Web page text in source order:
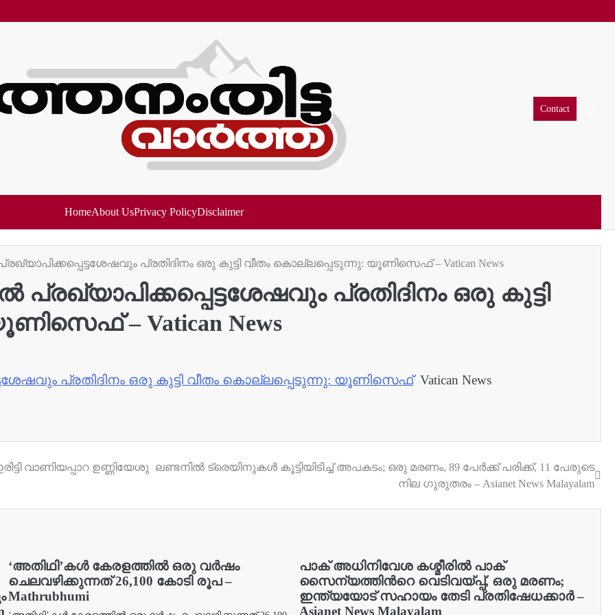
Contact
HomeAbout UsPrivacy PolicyDisclaimer
പ്രതിദിനം ഒരു കുട്ടി വീതം കൊല്ലപ്പെടുന്നു: യൂണിസെഫ് – Vatican News
പ്രതിദിനം ഒരു കുട്ടി
– Vatican News
പ്രതിദിനം ഒരു കുട്ടി വീതം കൊല്ലപ്പെടുന്നു: യൂണിസെഫ്Vatican News
വാണിയപ്പാറ ഉണ്ണിയേശു
ലണ്ടനിൽ ട്രെയിനുകൾ കൂട്ടിയിടിച്ച് അപകടം; ഒരു മരണം, 89 പേർക്ക് പരിക്ക്, 11 പേരുടെ
നില ഗുരുതരം – Asianet News Malayalam
‘അതിഥി’കൾ കേരളത്തിൽ ഒരു വർഷം
ചെലവഴിക്കുന്നത് 26,100 കോടി രൂപ –
Mathrubhumi
പാക് അധിനിവേശ കശ്മീരിൽ പാക്
സൈന്യത്തിന്‍റെ വെടിവയ്പ്പ്, ഒരു മരണം;
ഇന്ത്യയോട് സഹായം തേടി പ്രതിഷേധക്കാർ –
Asianet News Malayalam